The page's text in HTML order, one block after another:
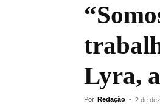
Lyra,
Por Redação - 2 de